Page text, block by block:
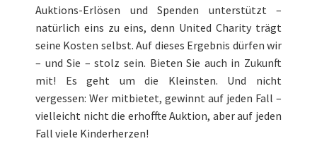
Auktions-Erlösen und Spenden unterstützt –
natürlich eins zu eins, denn United Charity trägt
seine Kosten selbst. Auf dieses Ergebnis dürfen wir
– und Sie – stolz sein. Bieten Sie auch in Zukunft
mit! Es geht um die Kleinsten. Und nicht
vergessen: Wer mitbietet, gewinnt auf jeden Fall –
vielleicht nicht die erhoffte Auktion, aber auf jeden
Fall viele Kinderherzen!